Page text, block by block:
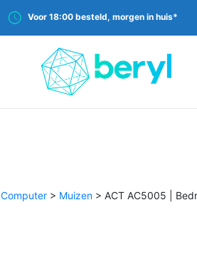
Voor 18:00 besteld, morgen in huis*
Computer > Muizen > ACT AC5005 |